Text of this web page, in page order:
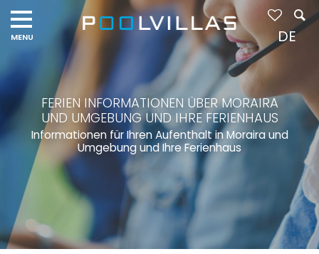
FERIEN INFORMATIONEN ÜBER MORAIRA
UND UMGEBUNG UND IHRE FERIENHAUS
Informationen für Ihren Aufenthalt in Moraira und
Umgebung und Ihre Ferienhaus
DE